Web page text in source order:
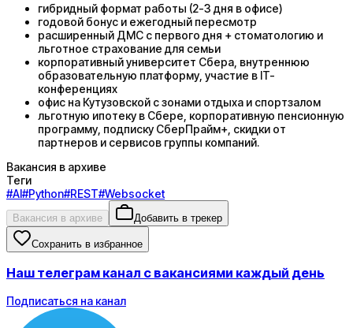
гибридный формат работы (2-3 дня в офисе)
годовой бонус и ежегодный пересмотр
расширенный ДМС с первого дня + стоматологию и
льготное страхование для семьи
корпоративный университет Сбера, внутреннюю
образовательную платформу, участие в IT-
конференциях
офис на Кутузовской с зонами отдыха и спортзалом
льготную ипотеку в Сбере, корпоративную пенсионную
программу, подписку СберПрайм+, скидки от
партнеров и сервисов группы компаний.
Вакансия в архиве
Теги
#AI#Python#REST#Websocket
Вакансия в архиве Добавить в трекер
Сохранить в избранное
Наш телеграм канал с вакансиями каждый день
Подписаться на канал